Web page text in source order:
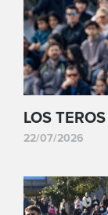
LOS
22/07/2026